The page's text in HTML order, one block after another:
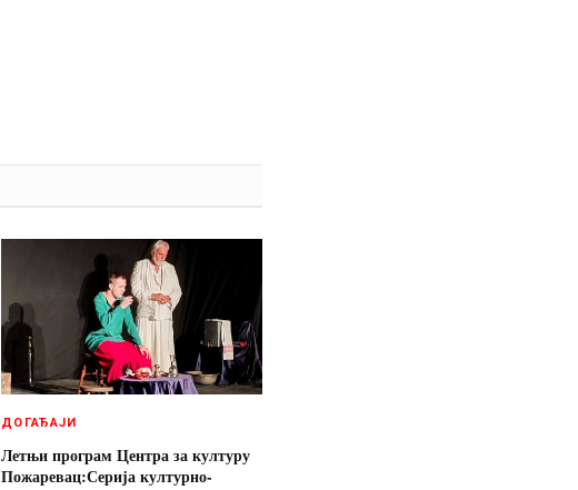
ДОГАЂАЈИ
Летњи програм Центра за културу
Пожаревац:Серија културно-